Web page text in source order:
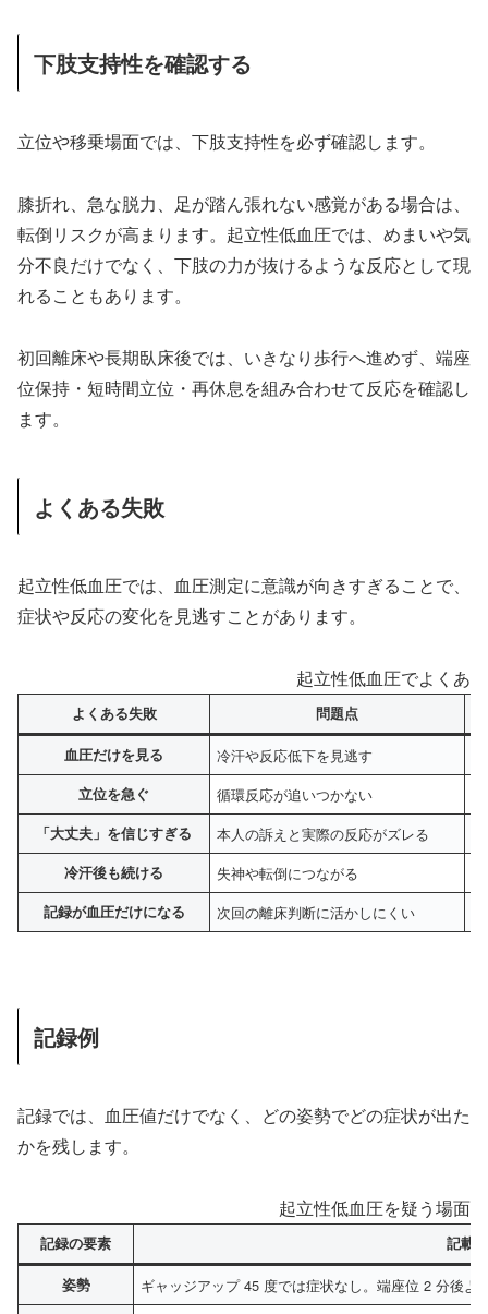
下肢支持性を確認する
立位や移乗場面では、下肢支持性を必ず確認します。
膝折れ、急な脱力、足が踏ん張れない感覚がある場合は、
転倒リスクが高まります。起立性低血圧では、めまいや気
分不良だけでなく、下肢の力が抜けるような反応として現
れることもあります。
初回離床や長期臥床後では、いきなり歩行へ進めず、端座
位保持・短時間立位・再休息を組み合わせて反応を確認し
ます。
よくある失敗
起立性低血圧では、血圧測定に意識が向きすぎることで、
症状や反応の変化を見逃すことがあります。
起立性低血圧でよくあ
よくある失敗 問題点
血圧だけを見る 冷汗や反応低下を見逃す
立位を急ぐ 循環反応が追いつかない
「大丈夫」を信じすぎる 本人の訴えと実際の反応がズレる
冷汗後も続ける 失神や転倒につながる
記録が血圧だけになる 次回の離床判断に活かしにくい
記録例
記録では、血圧値だけでなく、どの姿勢でどの症状が出た
かを残します。
起立性低血圧を疑う場面
記録の要素 記載例
姿勢 ギャッジアップ 45 度では症状なし。端座位 2 分後よ